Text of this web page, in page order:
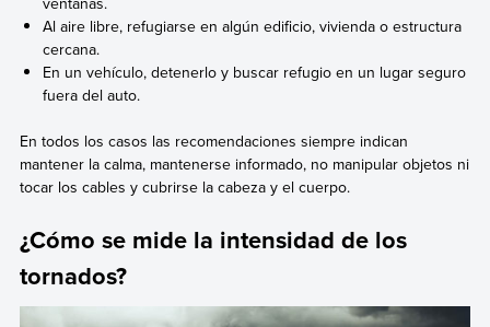
Al aire libre, refugiarse en algún edificio, vivienda o estructura
cercana.
En un vehículo, detenerlo y buscar refugio en un lugar seguro
fuera del auto.
En todos los casos las recomendaciones siempre indican
mantener la calma, mantenerse informado, no manipular objetos ni
tocar los cables y cubrirse la cabeza y el cuerpo.
¿Cómo se mide la intensidad de los
tornados?